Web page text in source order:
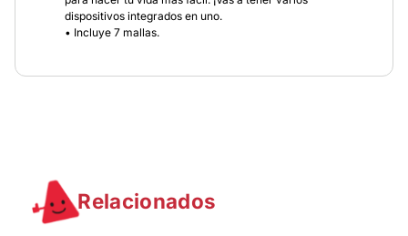
dispositivos integrados en uno.
• Incluye 7 mallas.
Relacionados